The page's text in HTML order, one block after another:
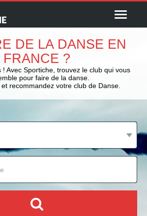
Menu
DE LA DANSE EN
FRANCE ?
! Avec Sportiche, trouvez le club qui vous
pour faire de la danse.
recommandez votre club de Danse.